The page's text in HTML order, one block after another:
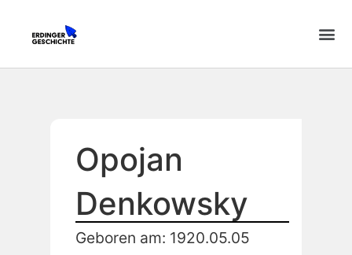
Opojan
Denkowsky
Geboren am: 1920.05.05